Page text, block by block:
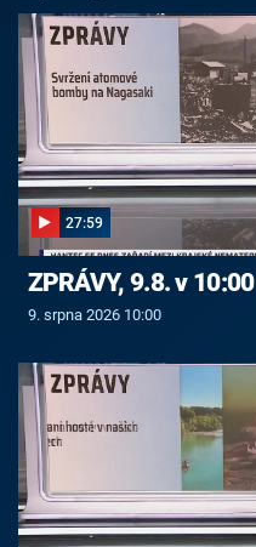
27:59
ZPRÁVY, 9.8. v 10:00
9. srpna 2026 10:00